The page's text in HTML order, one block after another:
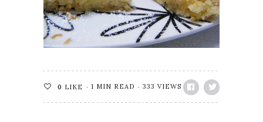
RECOMENDACIONES
0 LIKE 1 MIN READ 333 VIEWS